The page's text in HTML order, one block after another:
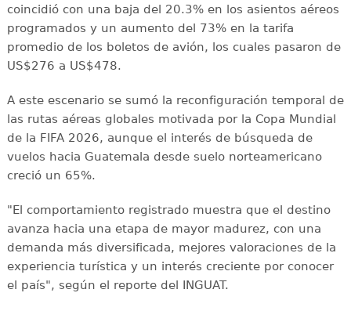
coincidió con una baja del 20.3% en los asientos aéreos
programados y un aumento del 73% en la tarifa
promedio de los boletos de avión, los cuales pasaron de
US$276 a US$478.
A este escenario se sumó la reconfiguración temporal de
las rutas aéreas globales motivada por la Copa Mundial
de la FIFA 2026, aunque el interés de búsqueda de
vuelos hacia Guatemala desde suelo norteamericano
creció un 65%.
"El comportamiento registrado muestra que el destino
avanza hacia una etapa de mayor madurez, con una
demanda más diversificada, mejores valoraciones de la
experiencia turística y un interés creciente por conocer
el país", según el reporte del INGUAT.